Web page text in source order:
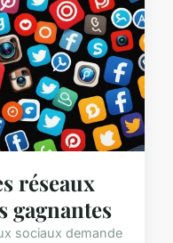
réseaux
gagnantes
sociaux demande